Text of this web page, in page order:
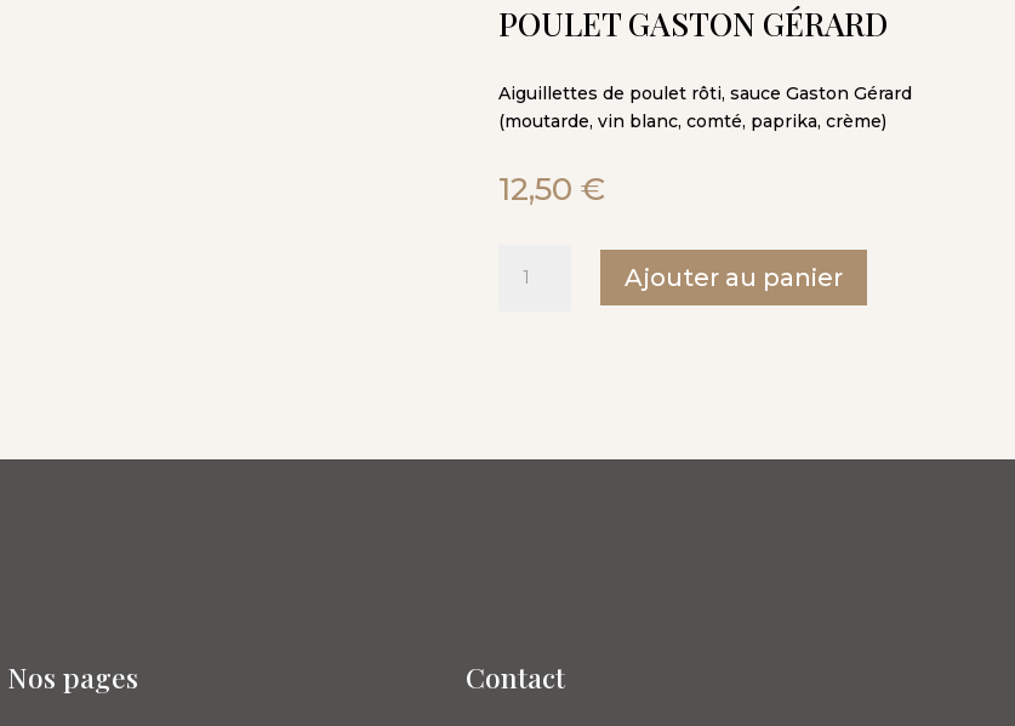
POULET GASTON GÉRARD
Aiguillettes de poulet rôti, sauce Gaston Gérard
(moutarde, vin blanc, comté, paprika, crème)
12,50 €
Ajouter au panier
Nos pages Contact